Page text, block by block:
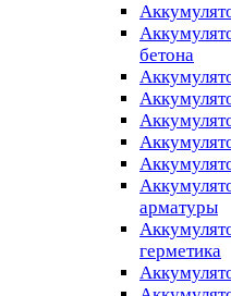
бетона
арматуры
герметика